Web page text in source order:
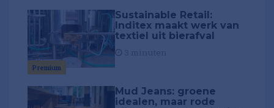
Premium
Sustainable Retail:
Inditex maakt werk van
textiel uit bierafval
Mud Jeans: groene
idealen, maar rode